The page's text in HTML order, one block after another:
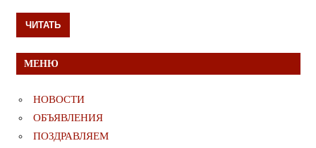
ЧИТАТЬ
МЕНЮ
НОВОСТИ
ОБЪЯВЛЕНИЯ
ПОЗДРАВЛЯЕМ